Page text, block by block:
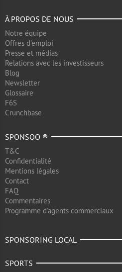
À PROPOS DE NOUS
Notre équipe
Offres d'emploi
Presse et médias
Relations avec les investisseurs
Blog
Newsletter
Glossaire
F6S
Crunchbase
SPONSOO ®
T&C
Confidentialité
Mentions légales
Contact
FAQ
Commentaires
Programme d'agents commerciaux
SPONSORING LOCAL
SPORTS